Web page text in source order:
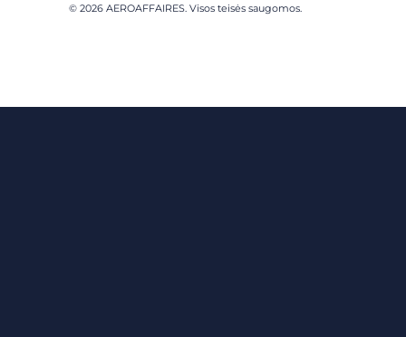
© 2026 AEROAFFAIRES. Visos teisės saugomos.